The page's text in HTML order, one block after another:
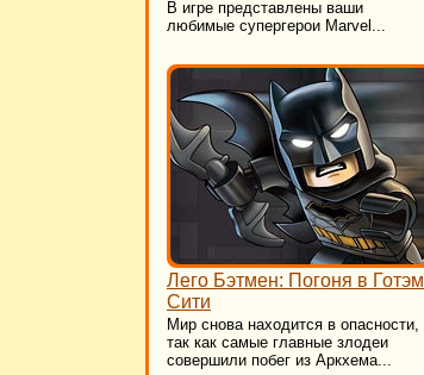
В игре представлены ваши
любимые супергерои Marvel...
Лего Бэтмен: Погоня в Готэм
Сити
Мир снова находится в опасности,
так как самые главные злодеи
совершили побег из Аркхема...